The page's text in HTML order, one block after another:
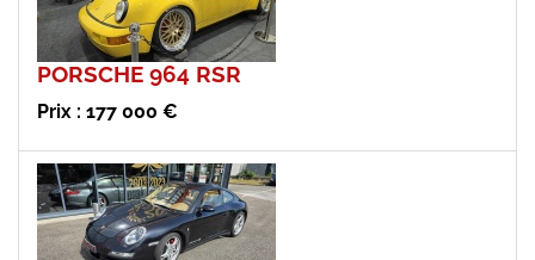
PORSCHE 964 RSR
Prix : 177 000 €